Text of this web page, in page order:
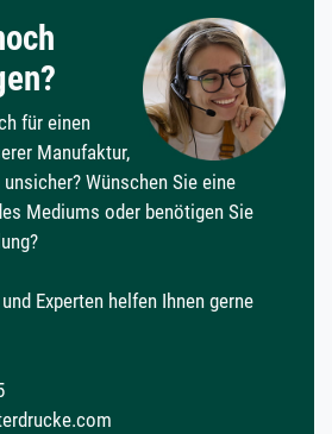
für einen
Manufaktur,
Wünschen Sie eine
Mediums oder benötigen Sie
Experten helfen Ihnen gerne